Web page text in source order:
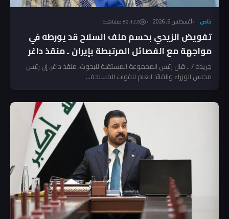
خاص أغسطس 6, 2026 89٬122 مشاهدة
تفويض الزيدي بحسم ملف السلاح قد يورطه في
مواجهة مع الفصائل المرتبطة بإيران ـ منقذ داغر
جريدة / .. قال رئيس المجموعة المستقلة للبحوث، منقذ داغر، إن رئيس
مجلس الوزراء والقائد العام للقوات المسلحة...